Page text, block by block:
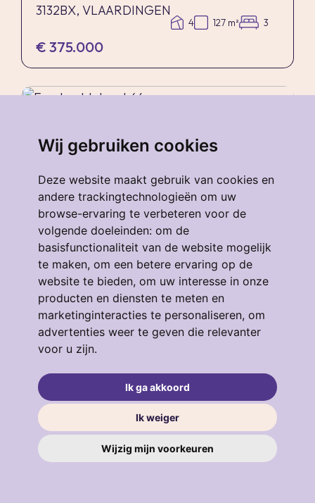
Wij gebruiken cookies
Deze website maakt gebruik van cookies en
andere trackingtechnologieën om uw
browse-ervaring te verbeteren voor de
volgende doeleinden: om de
basisfunctionaliteit van de website mogelijk
te maken, om een betere ervaring op de
website te bieden, om uw interesse in onze
producten en diensten te meten en
marketinginteracties te personaliseren, om
advertenties weer te geven die relevanter
voor u zijn.
Ik ga akkoord
Ik weiger
Wijzig mijn voorkeuren
3132BX, VLAARDINGEN
4 127 m² 3
€ 375.000
Eendrachtstraat 64
3134GM, VLAARDINGEN
4 53 m² 3
€ 319.000